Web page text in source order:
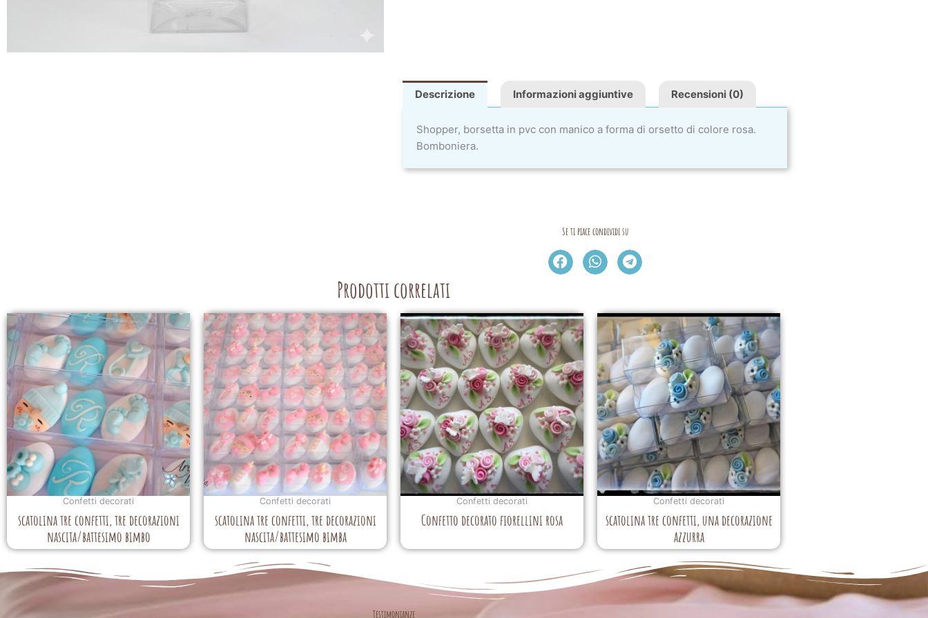
Descrizione Informazioni aggiuntive Recensioni (0)
Shopper, borsetta in pvc con manico a forma di orsetto di colore rosa.
Bomboniera.
Se ti piace condividi su
Prodotti correlati
Confetti decorati
scatolina tre confetti, tre decorazioni
nascita/battesimo bimbo
Confetti decorati
scatolina tre confetti, tre decorazioni
nascita/battesimo bimba
Confetti decorati
Confetto decorato fiorellini rosa
Confetti decorati
scatolina tre confetti, una decorazione
azzurra
Testimonianze